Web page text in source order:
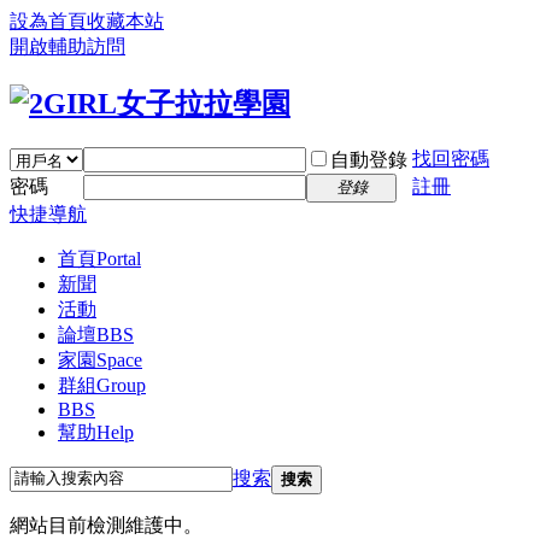
設為首頁收藏本站
開啟輔助訪問
自動登錄 找回密碼
密碼
登錄
註冊
快捷導航
首頁Portal
新聞
活動
論壇BBS
家園 Space
群組Group
BBS
幫助Help
搜索 搜索
網站目前檢測維護中。